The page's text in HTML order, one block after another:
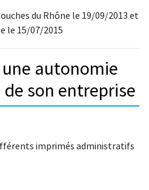
du Rhône le 19/09/2013 et
le 15/07/2015
autonomie
son entreprise
imprimés administratifs